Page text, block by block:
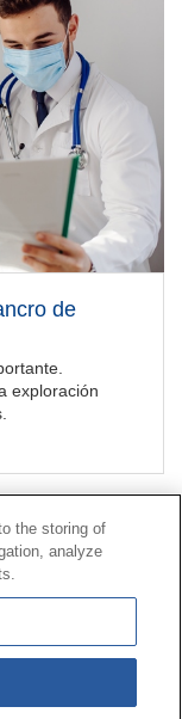
de
exploración
Comisión de
Sanitario
| Aviso legal |
the storing of
analyze